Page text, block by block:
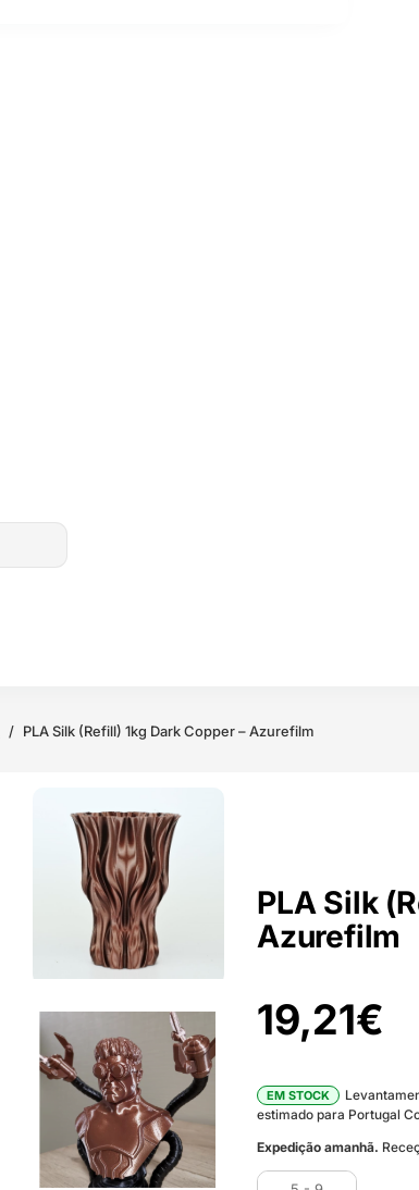
/ PLA Silk (Refill) 1kg Dark Copper – Azurefilm
PLA Silk
Azurefilm
19,21€
EM STOCK
estimado para Portugal
Expedição amanhã.